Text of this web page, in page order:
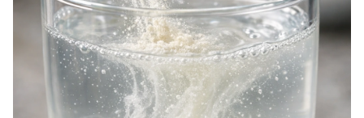
alimentaires. Associés à une alimentation équilibrée et à un mode de vie
sain, les minéraux chélatés peuvent améliorer l'assimilation des minéraux
et le bien-être général.